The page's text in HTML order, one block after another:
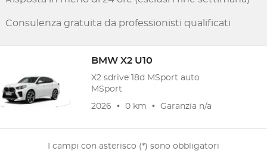
Consulenza gratuita da professionisti qualificati
BMW X2 U10
X2 sdrive 18d MSport auto
MSport
2026 • 0 km • Garanzia n/a
I campi con asterisco (*) sono obbligatori